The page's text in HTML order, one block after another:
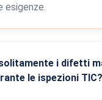
esigenze.
i difetti
le ispezioni TIC?